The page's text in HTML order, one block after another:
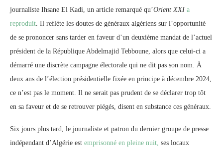
journaliste Ihsane El Kadi, un article remarqué qu’Orient XXI a
reproduit. Il reflète les doutes de généraux algériens sur l’opportunité
de se prononcer sans tarder en faveur d’un deuxième mandat de l’actuel
président de la République Abdelmajid Tebboune, alors que celui-ci a
démarré une discrète campagne électorale qui ne dit pas son nom. À
deux ans de l’élection présidentielle fixée en principe à décembre 2024,
ce n’est pas le moment. Il ne serait pas prudent de se déclarer trop tôt
en sa faveur et de se retrouver piégés, disent en substance ces généraux.
Six jours plus tard, le journaliste et patron du dernier groupe de presse
indépendant d’Algérie est emprisonné en pleine nuit, ses locaux